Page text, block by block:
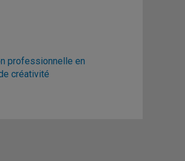
professionnelle en
créativité